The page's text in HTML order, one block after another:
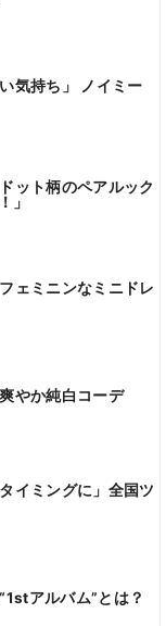
気持ち」 ノイミー
ット柄のペアルック
」
ェミニンなミニドレ
やか純白コーデ
イミングに」全国ツ
アルバム”とは？